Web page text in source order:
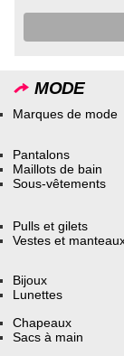
MODE
Marques de mode
Pantalons
Maillots de bain
Sous-vêtements
Pulls et gilets
Vestes et
Bijoux
Lunettes
Chapeaux
Sacs à main